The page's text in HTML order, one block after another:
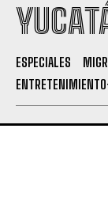
ESPECIALES